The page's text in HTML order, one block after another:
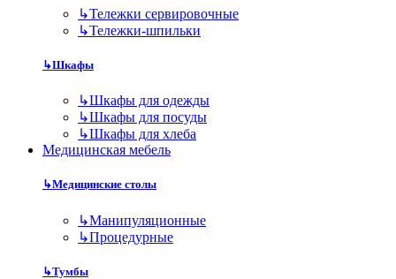
↳Тележки сервировочные
↳Тележки-шпильки
↳Шкафы
↳Шкафы для одежды
↳Шкафы для посуды
↳Шкафы для хлеба
Медицинская мебель
↳Медицинские столы
↳Манипуляционные
↳Процедурные
↳Тумбы